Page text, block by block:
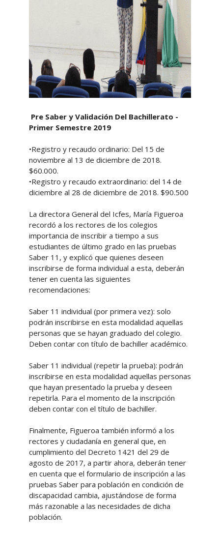
Pre Saber y Validación Del Bachillerato -
Primer Semestre 2019
•Registro y recaudo ordinario: Del 15 de
noviembre al 13 de diciembre de 2018.
$60.000.
•Registro y recaudo extraordinario: del 14 de
diciembre al 28 de diciembre de 2018. $90.500
La directora General del Icfes, María Figueroa
recordó a los rectores de los colegios
importancia de inscribir a tiempo a sus
estudiantes de último grado en las pruebas
Saber 11, y explicó que quienes deseen
inscribirse de forma individual a esta, deberán
tener en cuenta las siguientes
recomendaciones:
Saber 11 individual (por primera vez): solo
podrán inscribirse en esta modalidad aquellas
personas que se hayan graduado del colegio.
Deben contar con título de bachiller académico.
Saber 11 individual (repetir la prueba): podrán
inscribirse en esta modalidad aquellas personas
que hayan presentado la prueba y deseen
repetirla. Para el momento de la inscripción
deben contar con el título de bachiller.
Finalmente, Figueroa también informó a los
rectores y ciudadanía en general que, en
cumplimiento del Decreto 1421 del 29 de
agosto de 2017, a partir ahora, deberán tener
en cuenta que el formulario de inscripción a las
pruebas Saber para población en condición de
discapacidad cambia, ajustándose de forma
más razonable a las necesidades de dicha
población.